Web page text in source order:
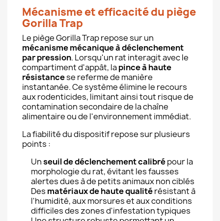
Mécanisme et efficacité du piège
Gorilla Trap
Le piège Gorilla Trap repose sur un
mécanisme mécanique à déclenchement
par pression. Lorsqu'un rat interagit avec le
compartiment d'appât, lapince à haute
résistancese referme de manière
instantanée. Ce système élimine le recours
aux rodenticides, limitant ainsi tout risque de
contamination secondaire de la chaîne
alimentaire ou de l'environnement immédiat.
La fiabilité du dispositif repose sur plusieurs
points :
Unseuil de déclenchement calibrépour la
morphologie du rat, évitant les fausses
alertes dues à de petits animaux non ciblés
Des matériaux de haute qualitérésistant à
l'humidité, aux morsures et aux conditions
difficiles des zones d'infestation typiques